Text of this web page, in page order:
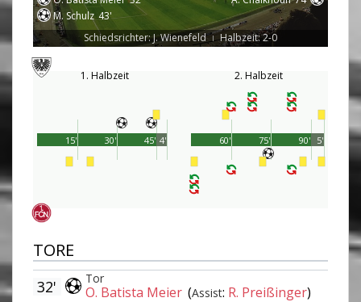
M. Schulz 43'
Schiedsrichter: J. Wienefeld | Halbzeit: 2-0
1. Halbzeit
45'
15' 30' 4'
2. Halbzeit
90'
60' 75' 5'
TORE
Tor
O. Batista Meier (Assist: R. Preißinger)
32'